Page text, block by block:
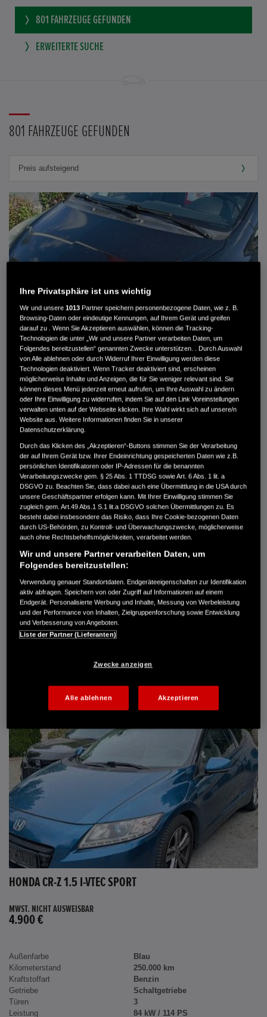
801 FAHRZEUGE GEFUNDEN
ERWEITERTE SUCHE
801 FAHRZEUGE GEFUNDEN
MWST. NICHT AUSWEISBAR
3.900 €
Außenfarbe
crystal black pearl
Kilometerstand
166.000 km
Kraftstoffart
Super
Getriebe
Automatik
Türen
5
Leistung
61 kW / 83 PS
Hubraum
1.339 cm³
Erstzulassung
10.2007
Bauart
Limousine
AUTO HARKE GMBH
Randersweide 59-63
21035 Hamburg
+49 40 735 935 0
DETAILS
HONDA CR-Z 1.5 I-VTEC SPORT
MWST. NICHT AUSWEISBAR
4.900 €
Außenfarbe
Blau
Kilometerstand
250.000 km
Kraftstoffart
Benzin
Getriebe
Schaltgetriebe
Türen
3
Leistung
84 kW / 114 PS
Ihre Privatsphäre ist uns wichtig
Wir und unsere1013 Partner speichern personenbezogene Daten, wie z. B.
Browsing-Daten oder eindeutige Kennungen, auf Ihrem Gerät und greifen
darauf zu . Wenn Sie Akzeptieren auswählen, können die Tracking-
Technologien die unter „Wir und unsere Partner verarbeiten Daten, um
Folgendes bereitzustellen“ genannten Zwecke unterstützen. . Durch Auswahl
von Alle ablehnen oder durch Widerruf Ihrer Einwilligung werden diese
Technologien deaktiviert. Wenn Tracker deaktiviert sind, erscheinen
möglicherweise Inhalte und Anzeigen, die für Sie weniger relevant sind. Sie
können dieses Menü jederzeit erneut aufrufen, um Ihre Auswahl zu ändern
oder Ihre Einwilligung zu widerrufen, indem Sie auf den Link Voreinstellungen
verwalten unten auf der Webseite klicken. Ihre Wahl wirkt sich auf unsere/n
Website aus. Weitere Informationen finden Sie in unserer
Datenschutzerklärung.
Durch das Klicken des „Akzeptieren“-Buttons stimmen Sie der Verarbeitung
der auf Ihrem Gerät bzw. Ihrer Endeinrichtung gespeicherten Daten wie z.B.
persönlichen Identifikatoren oder IP-Adressen für die benannten
Verarbeitungszwecke gem. § 25 Abs. 1 TTDSG sowie Art. 6 Abs. 1 lit. a
DSGVO zu. Beachten Sie, dass dabei auch eine Übermittlung in die USA durch
unsere Geschäftspartner erfolgen kann. Mit Ihrer Einwilligung stimmen Sie
zugleich gem. Art.49 Abs.1 S.1 lit.a DSGVO solchen Übermittlungen zu. Es
besteht dabei insbesondere das Risiko, dass Ihre Cookie-bezogenen Daten
durch US-Behörden, zu Kontroll- und Überwachungszwecke, möglicherweise
auch ohne Rechtsbehelfsmöglichkeiten, verarbeitet werden.
Wir und unsere Partner verarbeiten Daten, um
Folgendes bereitzustellen:
Verwendung genauer Standortdaten. Endgeräteeigenschaften zur Identifikation
aktiv abfragen. Speichern von oder Zugriff auf Informationen auf einem
Endgerät. Personalisierte Werbung und Inhalte, Messung von Werbeleistung
und der Performance von Inhalten, Zielgruppenforschung sowie Entwicklung
und Verbesserung von Angeboten.
Liste der Partner (Lieferanten)
Zwecke anzeigen
Alle ablehnen Akzeptieren